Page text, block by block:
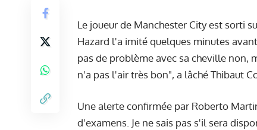
Le joueur de Manchester City est sorti
Hazard l'a imité quelques minutes
pas de problème avec sa cheville non,
n'a pas l'air très bon", a lâché Thibaut
Une alerte confirmée par Roberto
d'examens. Je ne sais pas s'il sera